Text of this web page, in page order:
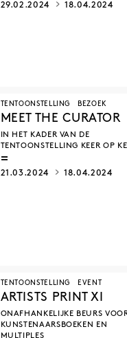
29.02.2024 18.04.2024
TENTOONSTELLING BEZOEK
MEET THE CURATOR
IN HET KADER VAN DE
TENTOONSTELLING KEER OP
21.03.2024 18.04.2024
TENTOONSTELLING EVENT
ARTISTS PRINT XI
ONAFHANKELIJKE BEURS
KUNSTENAARSBOEKEN EN
MULTIPLES